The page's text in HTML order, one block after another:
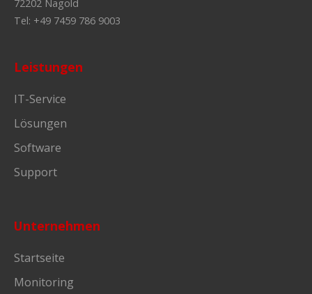
72202 Nagold
Tel: +49 7459 786 9003
Leistungen
IT-Service
Lösungen
Software
Support
Unternehmen
Startseite
Monitoring